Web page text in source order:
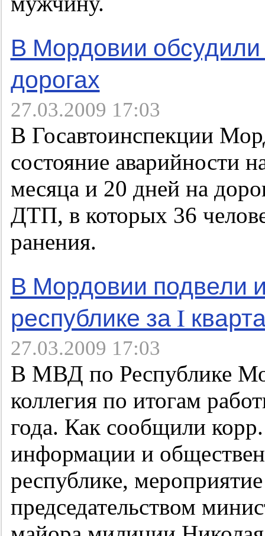
В Мордовии
дорогах
27.03.2009 17:03
В Госавтоинспекции
состояние аварийности
месяца и 20 дней на
ДТП, в которых 36
ранения.
В Мордовии подвели
республике за I
27.03.2009 17:03
В МВД по Республике
коллегия по итогам
года. Как сообщили
информации и
республике,
председательством